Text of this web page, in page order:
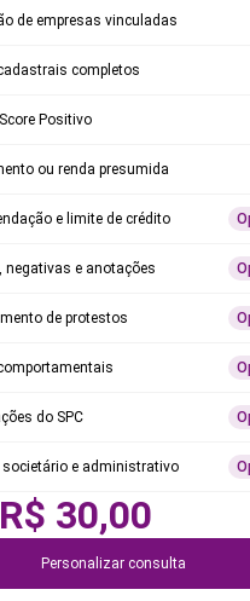
de empresas vinculadas
completos
Positivo
ou renda presumida
e limite de crédito
negativas e anotações
de protestos
do SPC
societário e administrativo
R$ 30,00
Personalizar consulta